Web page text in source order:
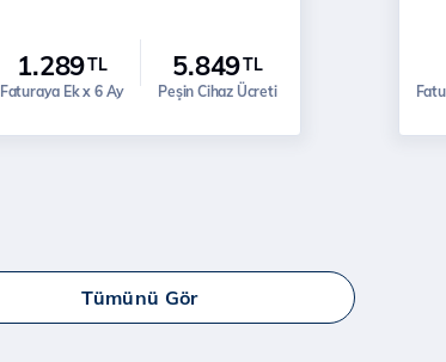
1.289TL
Faturaya Ek x 6 Ay
5.849TL
Peşin Cihaz Ücreti
Tümünü Gör